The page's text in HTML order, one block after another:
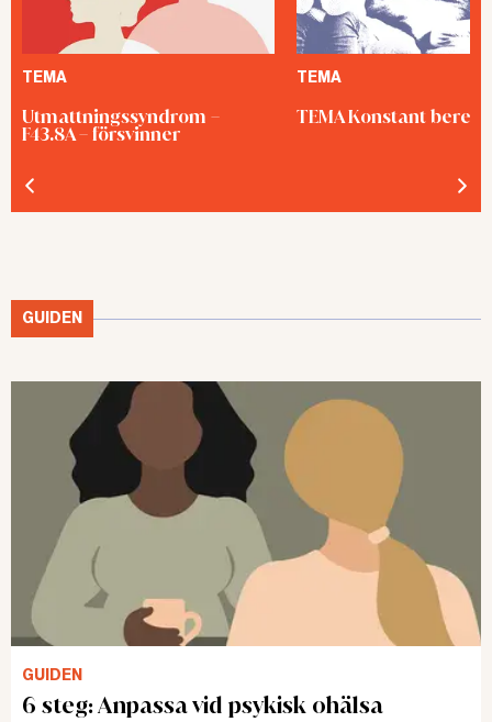
TEMA
Utmattningssyndrom –
F43.8A – försvinner
TEMA
TEMA Konstant
GUIDEN
GUIDEN
6 steg: Anpassa vid psykisk ohälsa